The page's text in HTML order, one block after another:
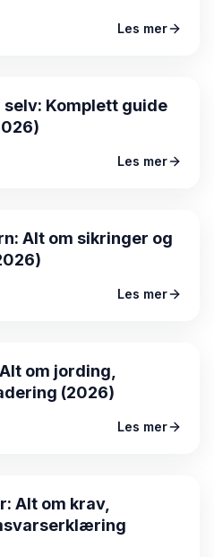
Les mer
Komplett guide
Les mer
Alt om sikringer og
Les mer
om jording,
(2026)
Les mer
Alt om krav,